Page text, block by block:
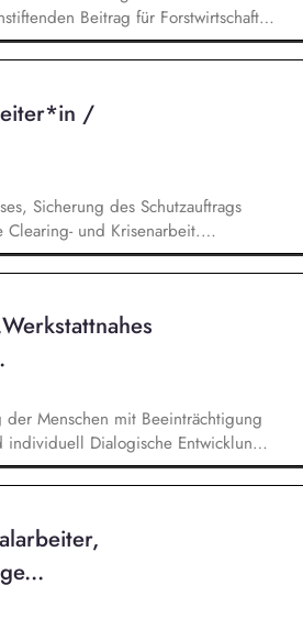
Beitrag für Forstwirtschaft,
aller Angelegenheiten
Forstamt und anleiten der
mit Behörden und Ehrenamt
revierübergreifender Maßnahmen
Erziehungsarbeit.
/
Sicherung des Schutzauftrags
und Krisenarbeit.
Gestaltung von Dienst- und
Dienstplangestaltung: Erstellung
und tarifrechtlicher Vorgaben
Einrichtung. Hilfeplanung:
nach § 36 SGB VIII,
Position gegenüber
Menschen mit Beeinträchtigung
Dialogische Entwicklung
von individuellen
Assistenz entsprechend des
der Entwicklung der